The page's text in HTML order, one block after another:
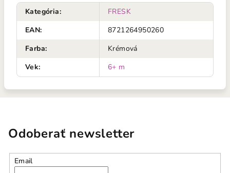
Kategória:
FRESK
EAN:
8721264950260
Farba:
Krémová
Vek: 6+ m
Odoberať newsletter
Email